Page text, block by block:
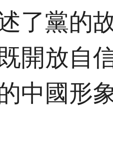
了黨的
開放自
中國形